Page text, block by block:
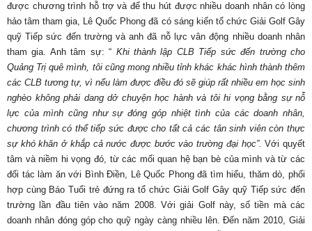
được chương trình hỗ trợ và để thu hút được nhiều doanh nhân có lòng
hảo tâm tham gia, Lê Quốc Phong đã có sáng kiến tổ chức Giải Golf Gây
quỹ Tiếp sức đến trường và anh đã nỗ lực vân động nhiều doanh nhân
tham gia. Anh tâm sự: “ Khi thành lập CLB Tiếp sức đến trường cho
Quảng Trị quê mình, tôi cũng mong nhiều tỉnh khác khác hình thành thêm
các CLB tương tự, vì nếu làm được điều đó sẽ giúp rất nhiều em học sinh
nghèo không phải dang dở chuyện học hành và tôi hi vọng bằng sự nỗ
lực của mình cũng như sự đóng góp nhiệt tình của các doanh nhân,
chương trình có thể tiếp sức được cho tất cả các tân sinh viên còn thực
sự khó khăn ở khắp cả nước được bước vào trường đại học”.Với quyết
tâm và niềm hi vọng đó, từ các mối quan hệ bạn bè của mình và từ các
đối tác làm ăn với Bình Điền, Lê Quốc Phong đã tìm hiểu, thăm dò, phối
hợp cùng Báo Tuổi trẻ đứng ra tổ chức Giải Golf Gây quỹ Tiếp sức đến
trường lần đầu tiên vào năm 2008. Với giải Golf này, số tiền mà các
doanh nhân đóng góp cho quỹ ngày càng nhiều lên. Đến năm 2010, Giải